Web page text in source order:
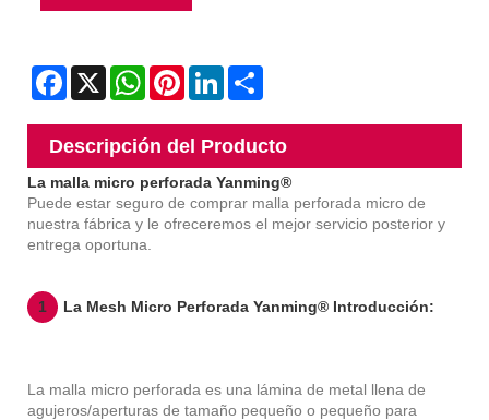
Facebook
X WhatsAppPinterestLinkedIn
Descripción del Producto
La malla micro perforada Yanming®
Puede estar seguro de comprar malla perforada micro de
nuestra fábrica y le ofreceremos el mejor servicio posterior y
entrega oportuna.
1 La Mesh Micro Perforada Yanming® Introducción:
La malla micro perforada es una lámina de metal llena de
agujeros/aperturas de tamaño pequeño o pequeño para